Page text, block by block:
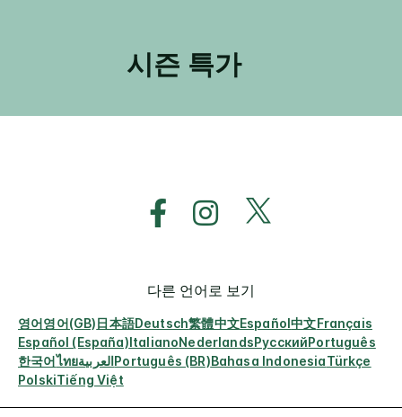
시즌 특가
다른 언어로 보기
영어영어(GB)日本語Deutsch繁體中文Español中文Français
Español (España)ItalianoNederlandsРусскийPortuguês
한국어ไทยالعربيةPortuguês (BR)Bahasa IndonesiaTürkçe
PolskiTiếng Việt